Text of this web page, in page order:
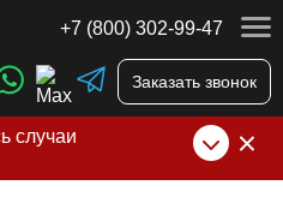
+7 (800) 302-99-47
Заказать звонок
случаи